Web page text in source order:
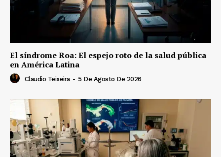
El síndrome Roa: El espejo roto de la salud pública
en América Latina
Claudio Teixeira - 5 De Agosto De 2026